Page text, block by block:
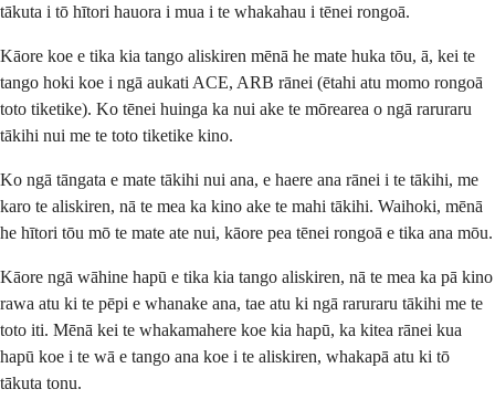
tākuta i tō hītori hauora i mua i te whakahau i tēnei rongoā.
Kāore koe e tika kia tango aliskiren mēnā he mate huka tōu, ā, kei te
tango hoki koe i ngā aukati ACE, ARB rānei (ētahi atu momo rongoā
toto tiketike). Ko tēnei huinga ka nui ake te mōrearea o ngā raruraru
tākihi nui me te toto tiketike kino.
Ko ngā tāngata e mate tākihi nui ana, e haere ana rānei i te tākihi, me
karo te aliskiren, nā te mea ka kino ake te mahi tākihi. Waihoki, mēnā
he hītori tōu mō te mate ate nui, kāore pea tēnei rongoā e tika ana mōu.
Kāore ngā wāhine hapū e tika kia tango aliskiren, nā te mea ka pā kino
rawa atu ki te pēpi e whanake ana, tae atu ki ngā raruraru tākihi me te
toto iti. Mēnā kei te whakamahere koe kia hapū, ka kitea rānei kua
hapū koe i te wā e tango ana koe i te aliskiren, whakapā atu ki tō
tākuta tonu.